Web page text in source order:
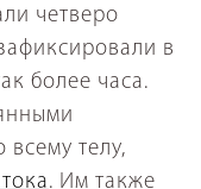
четверо
в
более часа.
телу,
. Им также